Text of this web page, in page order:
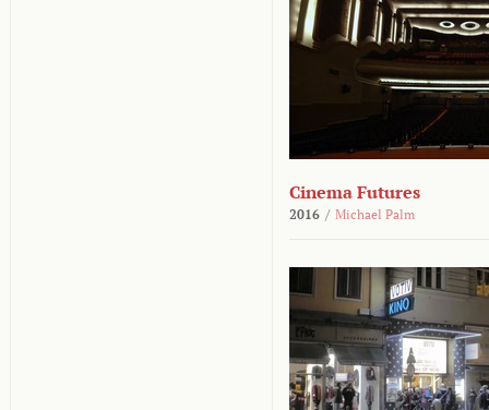
Cinema Futures
2016 / Michael Palm